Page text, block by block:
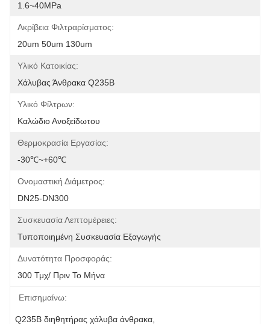
1.6~40MPa
Ακρίβεια Φιλτραρίσματος:
20um 50um 130um
Υλικό Κατοικίας:
Χάλυβας Άνθρακα Q235B
Υλικό Φίλτρων:
Καλώδιο Ανοξείδωτου
Θερμοκρασία Εργασίας:
-30℃~+60℃
Ονομαστική Διάμετρος:
DN25-DN300
Συσκευασία Λεπτομέρειες:
Τυποποιημένη Συσκευασία Εξαγωγής
Δυνατότητα Προσφοράς:
300 Τμχ/ Πριν Το Μήνα
Επισημαίνω:
Q235B διηθητήρας χάλυβα άνθρακα